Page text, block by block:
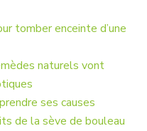
tomber enceinte d’une
naturels vont
ses causes
de la sève de bouleau